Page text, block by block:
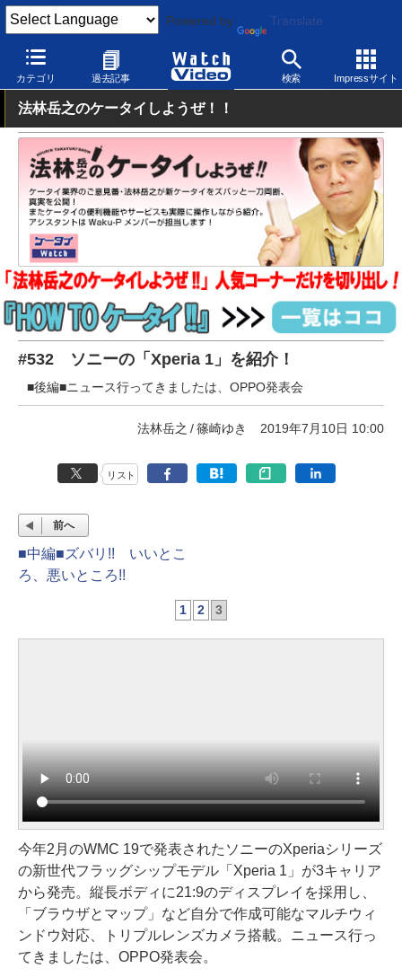
Powered by Translate
カテゴリ 過去記事 検索 Impressサイト
Watch Video モバイル スマートフォン Android
法林岳之のケータイしようぜ！！
#532 ソニーの「Xperia 1」を紹介！
■後編■ニュース行ってきましたは、OPPO発表会
法林岳之 篠崎ゆき 2019年7月10日 10:00
リスト
前へ
■中編■ズバリ!! いいとこ
ろ、悪いところ!!
1 2 3
今年2月のWMC 19で発表されたソニーのXperiaシリーズ
の新世代フラッグシップモデル「Xperia 1」が3キャリア
から発売。縦長ボディに21:9のディスプレイを採用し、
「ブラウザとマップ」など自分で作成可能なマルチウィ
ンドウ対応、トリプルレンズカメラ搭載。ニュース行っ
てきましたは、OPPO発表会。